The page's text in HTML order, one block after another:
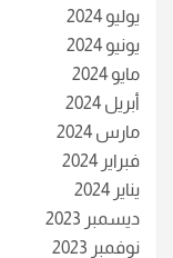
يوليو 2024
يونيو 2024
مايو 2024
أبريل 2024
مارس 2024
فبراير 2024
يناير 2024
ديسمبر 2023
نوفمبر 2023